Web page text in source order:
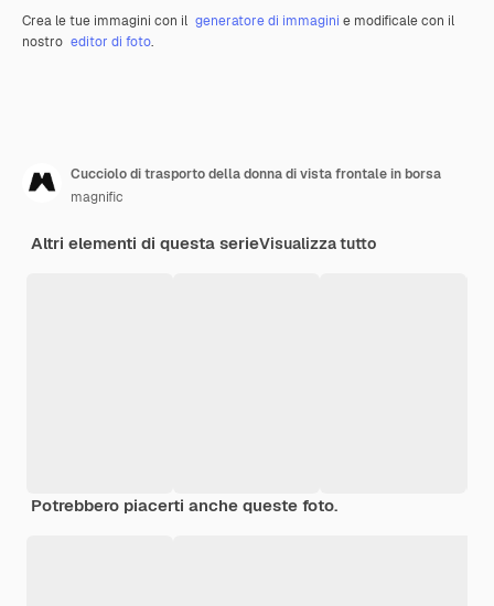
Crea le tue immagini con il generatore di immagini e modificale con il
nostro editor di foto.
Cucciolo di trasporto della donna di vista frontale in borsa
magnific
Altri elementi di questa serieVisualizza tutto
Potrebbero piacerti anche queste foto.